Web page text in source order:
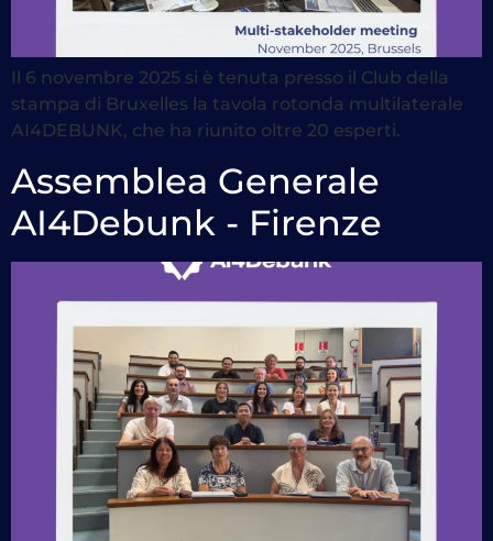
Il 6 novembre 2025 si è tenuta presso il Club della
stampa di Bruxelles la tavola rotonda multilaterale
AI4DEBUNK, che ha riunito oltre 20 esperti.
Assemblea Generale
AI4Debunk - Firenze